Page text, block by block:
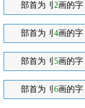
部首为刂 2画的字
部首为刂 4画的字
部首为刂 5画的字
部首为刂 6画的字